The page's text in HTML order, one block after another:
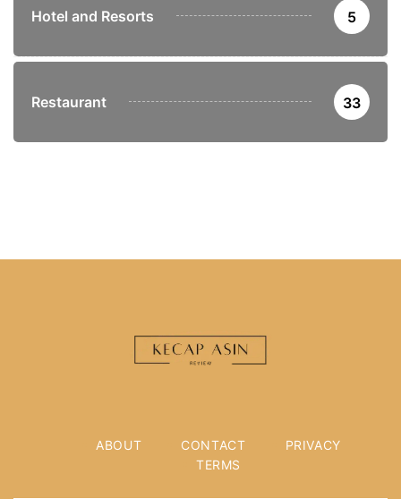
Hotel and Resorts 5
Restaurant 33
ABOUT CONTACT
PRIVACY
TERMS